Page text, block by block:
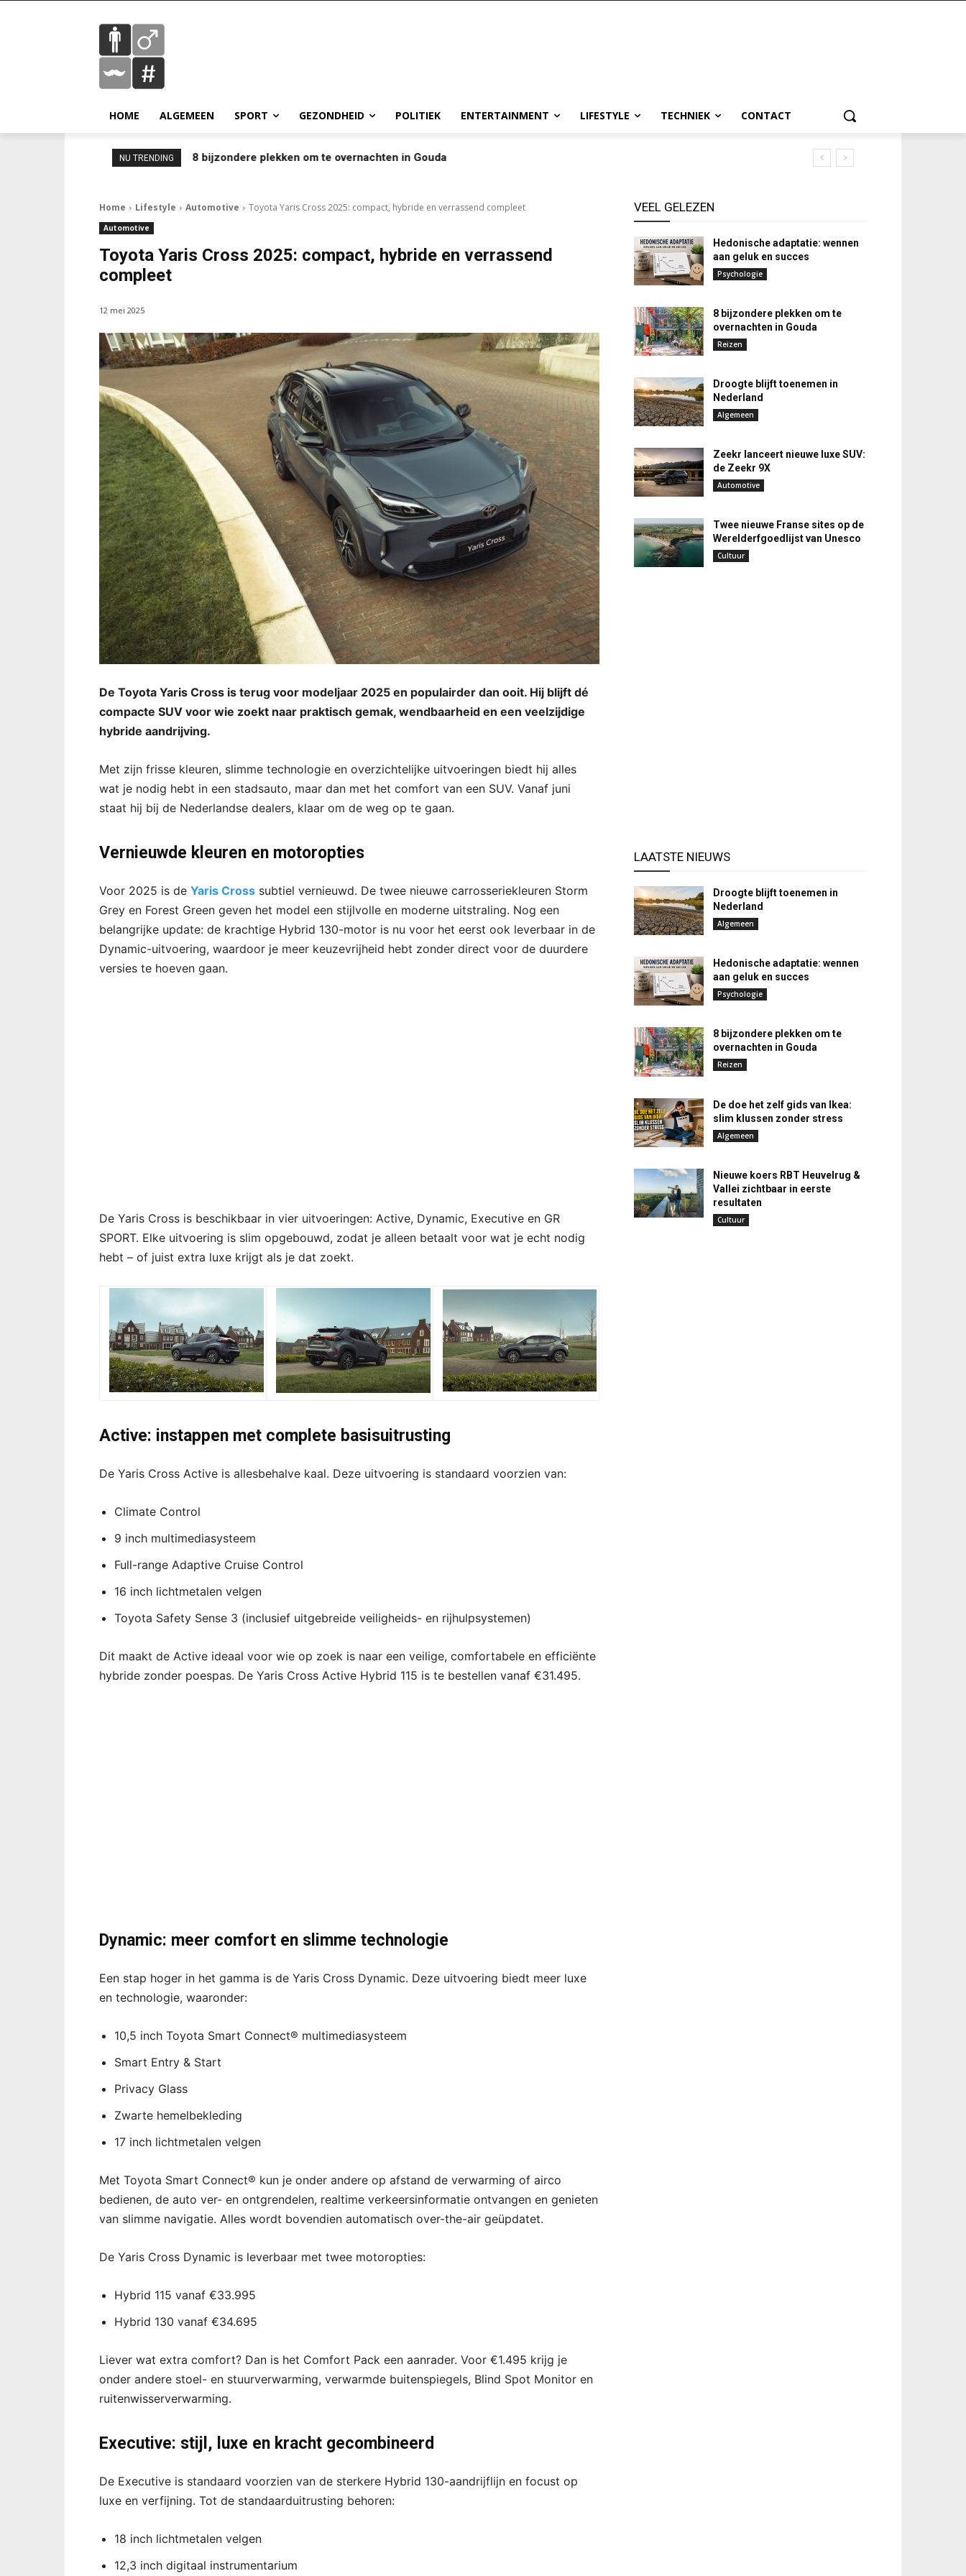
HOME ALGEMEEN SPORT GEZONDHEID POLITIEK ENTERTAINMENT LIFESTYLE TECHNIEK CONTACT
NU TRENDING 8 bijzondere plekken om te overnachten in Gouda
Home Lifestyle Automotive Toyota Yaris Cross 2025: compact, hybride en verrassend compleet
Automotive
Toyota Yaris Cross 2025: compact, hybride en verrassend
compleet
12 mei 2025
De Toyota Yaris Cross is terug voor modeljaar 2025 en populairder dan ooit. Hij blijft dé
compacte SUV voor wie zoekt naar praktisch gemak, wendbaarheid en een veelzijdige
hybride aandrijving.
Met zijn frisse kleuren, slimme technologie en overzichtelijke uitvoeringen biedt hij alles
wat je nodig hebt in een stadsauto, maar dan met het comfort van een SUV. Vanaf juni
staat hij bij de Nederlandse dealers, klaar om de weg op te gaan.
Vernieuwde kleuren en motoropties
Voor 2025 is de Yaris Cross subtiel vernieuwd. De twee nieuwe carrosseriekleuren Storm
Grey en Forest Green geven het model een stijlvolle en moderne uitstraling. Nog een
belangrijke update: de krachtige Hybrid 130-motor is nu voor het eerst ook leverbaar in de
Dynamic-uitvoering, waardoor je meer keuzevrijheid hebt zonder direct voor de duurdere
versies te hoeven gaan.
De Yaris Cross is beschikbaar in vier uitvoeringen: Active, Dynamic, Executive en GR
SPORT. Elke uitvoering is slim opgebouwd, zodat je alleen betaalt voor wat je echt nodig
hebt – of juist extra luxe krijgt als je dat zoekt.
Active: instappen met complete basisuitrusting
De Yaris Cross Active is allesbehalve kaal. Deze uitvoering is standaard voorzien van:
Climate Control
9 inch multimediasysteem
Full-range Adaptive Cruise Control
16 inch lichtmetalen velgen
Toyota Safety Sense 3 (inclusief uitgebreide veiligheids- en rijhulpsystemen)
Dit maakt de Active ideaal voor wie op zoek is naar een veilige, comfortabele en efficiënte
hybride zonder poespas. De Yaris Cross Active Hybrid 115 is te bestellen vanaf €31.495.
Dynamic: meer comfort en slimme technologie
Een stap hoger in het gamma is de Yaris Cross Dynamic. Deze uitvoering biedt meer luxe
en technologie, waaronder:
10,5 inch Toyota Smart Connect® multimediasysteem
Smart Entry & Start
Privacy Glass
Zwarte hemelbekleding
17 inch lichtmetalen velgen
Met Toyota Smart Connect® kun je onder andere op afstand de verwarming of airco
bedienen, de auto ver- en ontgrendelen, realtime verkeersinformatie ontvangen en genieten
van slimme navigatie. Alles wordt bovendien automatisch over-the-air geüpdatet.
De Yaris Cross Dynamic is leverbaar met twee motoropties:
Hybrid 115 vanaf €33.995
Hybrid 130 vanaf €34.695
Liever wat extra comfort? Dan is het Comfort Pack een aanrader. Voor €1.495 krijg je
onder andere stoel- en stuurverwarming, verwarmde buitenspiegels, Blind Spot Monitor en
ruitenwisserverwarming.
Executive: stijl, luxe en kracht gecombineerd
De Executive is standaard voorzien van de sterkere Hybrid 130-aandrijflijn en focust op
luxe en verfijning. Tot de standaarduitrusting behoren:
18 inch lichtmetalen velgen
12,3 inch digitaal instrumentarium
VEEL GELEZEN
Hedonische adaptatie: wennen
aan geluk en succes
Psychologie
8 bijzondere plekken om te
overnachten in Gouda
Reizen
Droogte blijft toenemen in
Nederland
Algemeen
Zeekr lanceert nieuwe luxe SUV:
de Zeekr 9X
Automotive
Twee nieuwe Franse sites op de
Werelderfgoedlijst van Unesco
Cultuur
LAATSTE NIEUWS
Droogte blijft toenemen in
Nederland
Algemeen
Hedonische adaptatie: wennen
aan geluk en succes
Psychologie
8 bijzondere plekken om te
overnachten in Gouda
Reizen
De doe het zelf gids van Ikea:
slim klussen zonder stress
Algemeen
Nieuwe koers RBT Heuvelrug &
Vallei zichtbaar in eerste
resultaten
Cultuur